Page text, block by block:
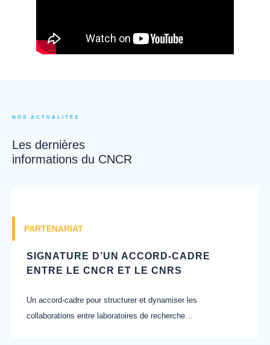
NOS ACTUALITÉS
Les dernières
informations du CNCR
PARTENARIAT
SIGNATURE D’UN ACCORD-CADRE
ENTRE LE CNCR ET LE CNRS
Un accord-cadre pour structurer et dynamiser les
collaborations entre laboratoires de recherche…